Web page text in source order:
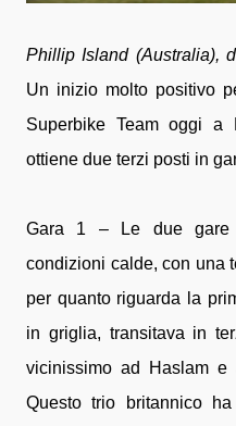
Phillip Island (Australia),
Un inizio molto positivo
Superbike Team oggi a
ottiene due terzi posti in
Gara 1 – Le due gare
condizioni calde, con una
per quanto riguarda la
in griglia, transitava in
vicinissimo ad Haslam
Questo trio britannico